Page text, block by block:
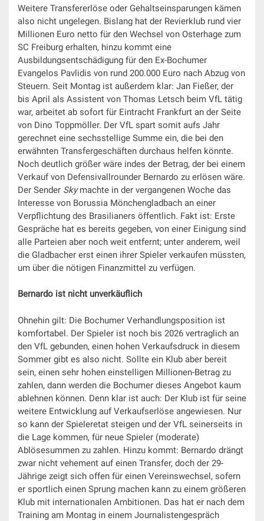
Weitere Transfererlöse oder Gehaltseinsparungen kämen
also nicht ungelegen. Bislang hat der Revierklub rund vier
Millionen Euro netto für den Wechsel von Osterhage zum
SC Freiburg erhalten, hinzu kommt eine
Ausbildungsentschädigung für den Ex-Bochumer
Evangelos Pavlidis von rund 200.000 Euro nach Abzug von
Steuern. Seit Montag ist außerdem klar: Jan Fießer, der
bis April als Assistent von Thomas Letsch beim VfL tätig
war, arbeitet ab sofort für Eintracht Frankfurt an der Seite
von Dino Toppmöller. Der VfL spart somit aufs Jahr
gerechnet eine sechsstellige Summe ein, die bei den
erwähnten Transfergeschäften durchaus helfen könnte.
Noch deutlich größer wäre indes der Betrag, der bei einem
Verkauf von Defensivallrounder Bernardo zu erlösen wäre.
Der Sender Skymachte in der vergangenen Woche das
Interesse von Borussia Mönchengladbach an einer
Verpflichtung des Brasilianers öffentlich. Fakt ist: Erste
Gespräche hat es bereits gegeben, von einer Einigung sind
alle Parteien aber noch weit entfernt; unter anderem, weil
die Gladbacher erst einen ihrer Spieler verkaufen müssten,
um über die nötigen Finanzmittel zu verfügen.
Bernardo ist nicht unverkäuflich
Ohnehin gilt: Die Bochumer Verhandlungsposition ist
komfortabel. Der Spieler ist noch bis 2026 vertraglich an
den VfL gebunden, einen hohen Verkaufsdruck in diesem
Sommer gibt es also nicht. Sollte ein Klub aber bereit
sein, einen sehr hohen einstelligen Millionen-Betrag zu
zahlen, dann werden die Bochumer dieses Angebot kaum
ablehnen können. Denn klar ist auch: Der Klub ist für seine
weitere Entwicklung auf Verkaufserlöse angewiesen. Nur
so kann der Spieleretat steigen und der VfL seinerseits in
die Lage kommen, für neue Spieler (moderate)
Ablösesummen zu zahlen. Hinzu kommt: Bernardo drängt
zwar nicht vehement auf einen Transfer, doch der 29-
Jährige zeigt sich offen für einen Vereinswechsel, sofern
er sportlich einen Sprung machen kann zu einem größeren
Klub mit internationalen Ambitionen. Das hat er nach dem
Training am Montag in einem Journalistengespräch